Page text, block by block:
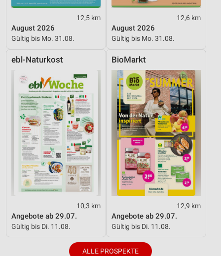
12,5 km
August 2026
Gültig bis Mo. 31.08.
12,6 km
August 2026
Gültig bis Mo. 31.08.
ebl-Naturkost
10,3 km
Angebote ab 29.07.
Gültig bis Di. 11.08.
BioMarkt
12,9 km
Angebote ab 29.07.
Gültig bis Di. 11.08.
ALLE PROSPEKTE